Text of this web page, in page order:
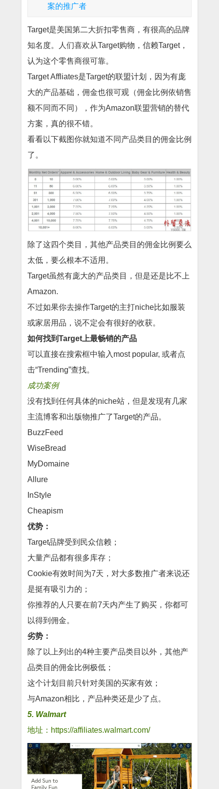
案的推广者
Target是美国第二大折扣零售商，有很高的品牌
知名度。人们喜欢从Target购物，信赖Target，
认为这个零售商很可靠。
Target Affliates是Target的联盟计划，因为有庞
大的产品基础，佣金也很可观（佣金比例依销售
额不同而不同），作为Amazon联盟营销的替代
方案，真的很不错。
看看以下截图你就知道不同产品类目的佣金比例
了。
除了这四个类目，其他产品类目的佣金比例要么
太低，要么根本不适用。
Target虽然有庞大的产品类目，但是还是比不上
Amazon.
不过如果你去操作Target的主打niche比如服装
或家居用品，说不定会有很好的收获。
如何找到Target上最畅销的产品
可以直接在搜索框中输入most popular, 或者点
击“Trending”查找。
成功案例
没有找到任何具体的niche站，但是发现有几家
主流博客和出版物推广了Target的产品。
BuzzFeed
WiseBread
MyDomaine
Allure
InStyle
Cheapism
优势：
Target品牌受到民众信赖；
大量产品都有很多库存；
Cookie有效时间为7天，对大多数推广者来说还
是挺有吸引力的；
你推荐的人只要在前7天内产生了购买，你都可
以得到佣金。
劣势：
除了以上列出的4种主要产品类目以外，其他产
品类目的佣金比例极低；
这个计划目前只针对美国的买家有效；
与Amazon相比，产品种类还是少了点。
5. Walmart
地址：https://affiliates.walmart.com/